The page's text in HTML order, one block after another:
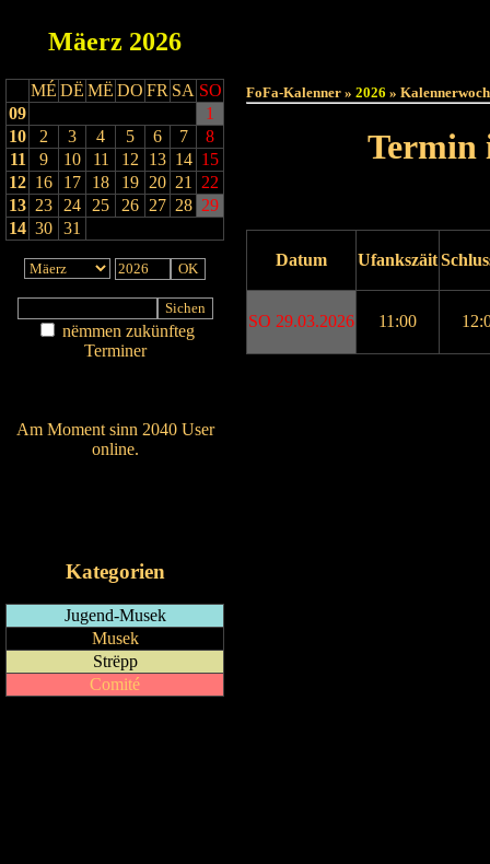
Mäerz 2026
MÉ DË MË DO FR SA SO
09
1
10
2 3 4 5 6 7
8
11
9 10 11 12 13 14 15
12 16 17 18 19 20 21
22
13 23 24 25 26 27 28 29
14 30 31
nëmmen zukünfteg
Terminer
Am Moment sinn 2040 User
online.
Kategorien
Jugend-Musek
Musek
Strëpp
Comité
FoFa-Kalenner » 2026 »
Termin
Datum Ufankszäit
SO 29.03.2026 11:00